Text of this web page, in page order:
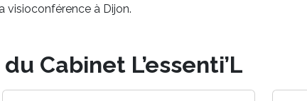
à Dijon.
Cabinet L’essenti’L